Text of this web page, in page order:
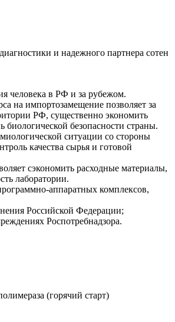
и надежного партнера сотен
человека в РФ и за рубежом.
на импортозамещение позволяет за
РФ, существенно экономить
безопасности страны.
ситуации со стороны
качества сырья и готовой
сэкономить расходные материалы,
лаборатории.
аппаратных комплексов,
Российской Федерации;
Роспотребнадзора.